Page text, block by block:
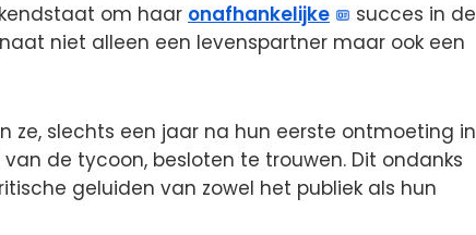
om haar onafhankelijke
succes in de
niet alleen een levenspartner maar ook een
ze, slechts een jaar na hun eerste ontmoeting in
de tycoon, besloten te trouwen. Dit ondanks
geluiden van zowel het publiek als hun